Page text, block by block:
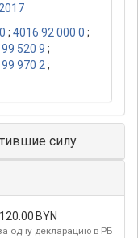
; 4016 92 000 0 ;
520 9 ;
970 2 ;
силу
120.00 BYN
одну декларацию в РБ